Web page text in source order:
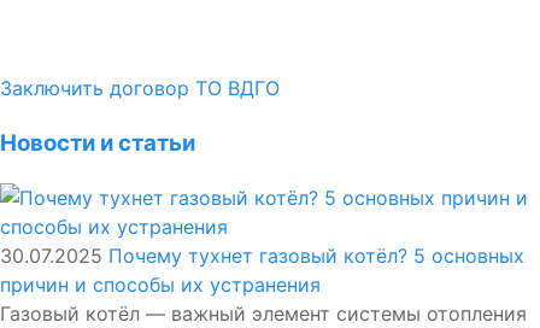
Заключить договор ТО ВДГО
Новости и статьи
30.07.2025 Почему тухнет газовый котёл? 5 основных
причин и способы их устранения
Газовый котёл — важный элемент системы отопления